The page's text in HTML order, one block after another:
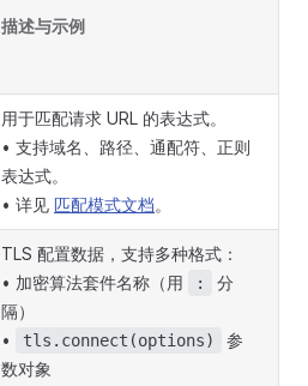
描述与示例
用于匹配请求 URL 的表达式。
• 支持域名、路径、通配符、正则
表达式。
• 详见 匹配模式文档。
TLS 配置数据，支持多种格式：
• 加密算法套件名称（用
:
分
隔）
•
tls.connect(options)
参
数对象